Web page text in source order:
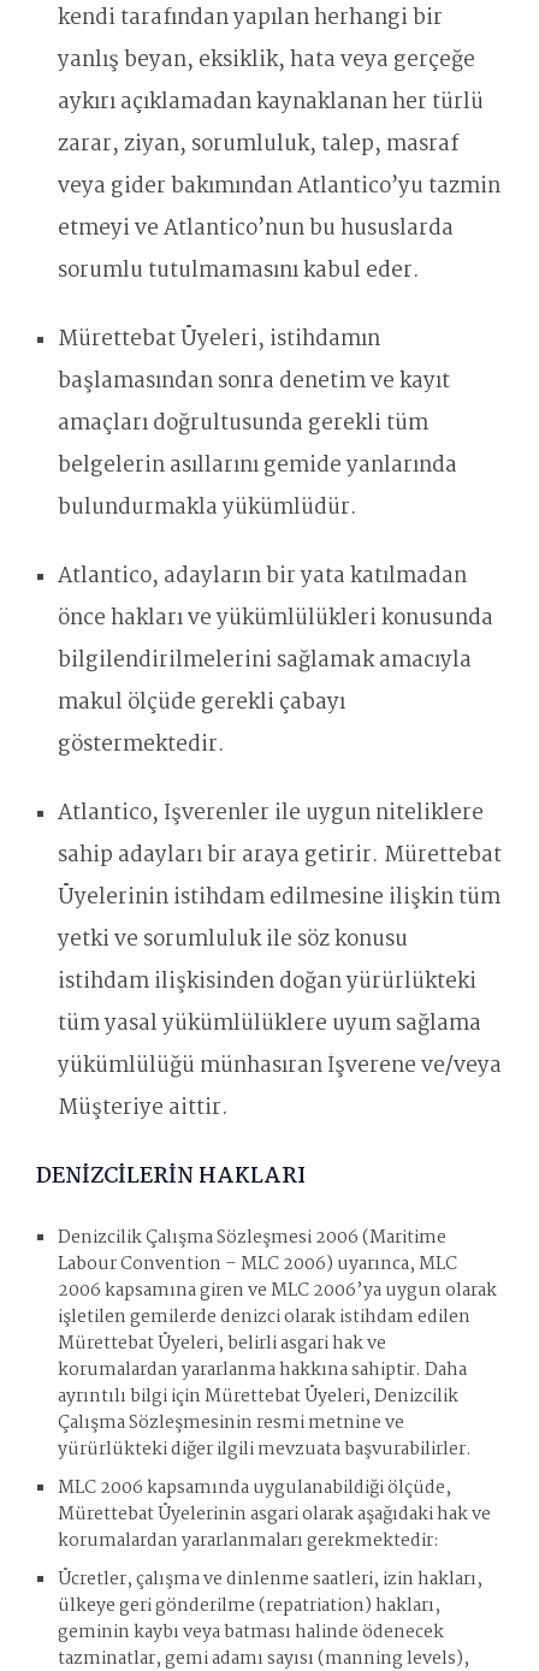
kendi tarafından yapılan herhangi bir
yanlış beyan, eksiklik, hata veya gerçeğe
aykırı açıklamadan kaynaklanan her türlü
zarar, ziyan, sorumluluk, talep, masraf
veya gider bakımından Atlantico’yu tazmin
etmeyi ve Atlantico’nun bu hususlarda
sorumlu tutulmamasını kabul eder.
Mürettebat Üyeleri, istihdamın
başlamasından sonra denetim ve kayıt
amaçları doğrultusunda gerekli tüm
belgelerin asıllarını gemide yanlarında
bulundurmakla yükümlüdür.
Atlantico, adayların bir yata katılmadan
önce hakları ve yükümlülükleri konusunda
bilgilendirilmelerini sağlamak amacıyla
makul ölçüde gerekli çabayı
göstermektedir.
Atlantico, İşverenler ile uygun niteliklere
sahip adayları bir araya getirir. Mürettebat
Üyelerinin istihdam edilmesine ilişkin tüm
yetki ve sorumluluk ile söz konusu
istihdam ilişkisinden doğan yürürlükteki
tüm yasal yükümlülüklere uyum sağlama
yükümlülüğü münhasıran İşverene ve/veya
Müşteriye aittir.
DENİZCİLERİN HAKLARI
Denizcilik Çalışma Sözleşmesi 2006 (Maritime
Labour Convention – MLC 2006) uyarınca, MLC
2006 kapsamına giren ve MLC 2006’ya uygun olarak
işletilen gemilerde denizci olarak istihdam edilen
Mürettebat Üyeleri, belirli asgari hak ve
korumalardan yararlanma hakkına sahiptir. Daha
ayrıntılı bilgi için Mürettebat Üyeleri, Denizcilik
Çalışma Sözleşmesinin resmi metnine ve
yürürlükteki diğer ilgili mevzuata başvurabilirler.
MLC 2006 kapsamında uygulanabildiği ölçüde,
Mürettebat Üyelerinin asgari olarak aşağıdaki hak ve
korumalardan yararlanmaları gerekmektedir:
Ücretler, çalışma ve dinlenme saatleri, izin hakları,
ülkeye geri gönderilme (repatriation) hakları,
geminin kaybı veya batması halinde ödenecek
tazminatlar, gemi adamı sayısı (manning levels),